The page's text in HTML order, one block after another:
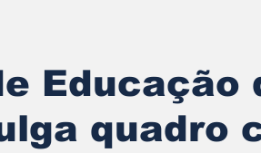
Educação
quadro